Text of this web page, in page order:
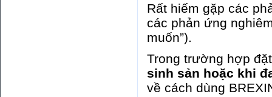
Rất hiếm gặp các
các phản ứng
muốn”).
Trong trường hợp
sinh sản hoặc khi
về cách dùng